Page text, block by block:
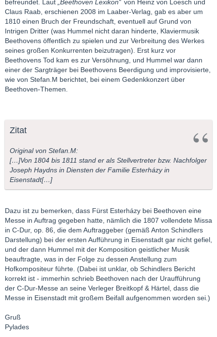
befreundet. Laut „Beethoven Lexikon“ von Heinz von Loesch und
Claus Raab, erschienen 2008 im Laaber-Verlag, gab es aber um
1810 einen Bruch der Freundschaft, eventuell auf Grund von
Intrigen Dritter (was Hummel nicht daran hinderte, Klaviermusik
Beethovens öffentlich zu spielen und zur Verbreitung des Werkes
seines großen Konkurrenten beizutragen). Erst kurz vor
Beethovens Tod kam es zur Versöhnung, und Hummel war dann
einer der Sargträger bei Beethovens Beerdigung und improvisierte,
wie von Stefan.M berichtet, bei einem Gedenkkonzert über
Beethoven-Themen.
Zitat
Original von Stefan.M:
[…]Von 1804 bis 1811 stand er als Stellvertreter bzw. Nachfolger
Joseph Haydns in Diensten der Familie Esterházy in
Eisenstadt[…]
Dazu ist zu bemerken, dass Fürst Esterházy bei Beethoven eine
Messe in Auftrag gegeben hatte, nämlich die 1807 vollendete Missa
in C-Dur, op. 86, die dem Auftraggeber (gemäß Anton Schindlers
Darstellung) bei der ersten Aufführung in Eisenstadt gar nicht gefiel,
und der dann Hummel mit der Komposition geistlicher Musik
beauftragte, was in der Folge zu dessen Anstellung zum
Hofkompositeur führte. (Dabei ist unklar, ob Schindlers Bericht
korrekt ist - immerhin schrieb Beethoven nach der Uraufführung
der C-Dur-Messe an seine Verleger Breitkopf & Härtel, dass die
Messe in Eisenstadt mit großem Beifall aufgenommen worden sei.)
Gruß
Pylades